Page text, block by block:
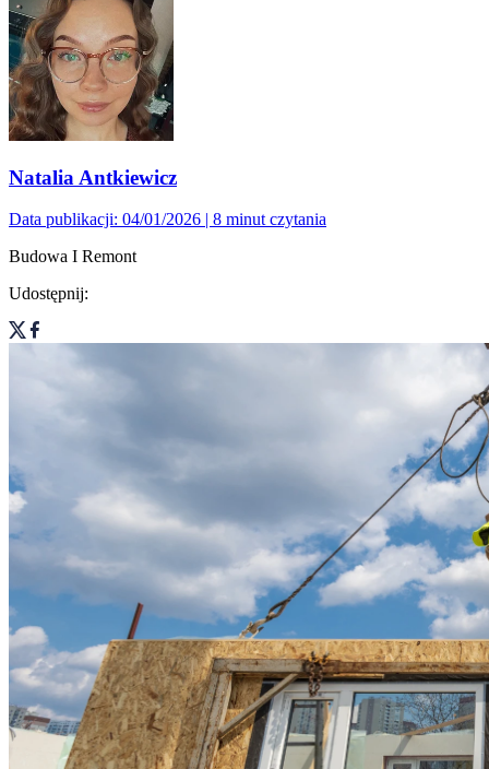
Natalia Antkiewicz
Data publikacji: 04/01/2026 | 8 minut czytania
Budowa I Remont
Udostępnij: